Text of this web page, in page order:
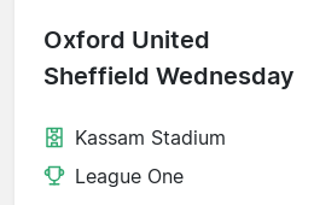
Oxford United
Sheffield Wednesday
Kassam Stadium
League One